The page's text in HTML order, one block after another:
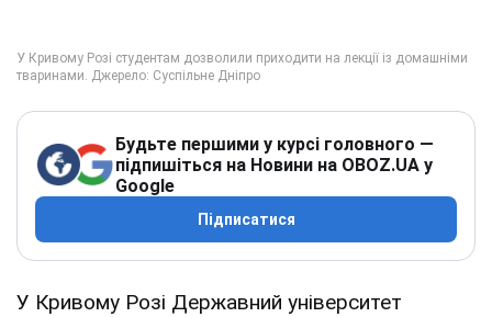
Будьте першими у курсі головного —
підпишіться на Новини на OBOZ.UA у
Google
Підписатися
У Кривому Розі Державний університет